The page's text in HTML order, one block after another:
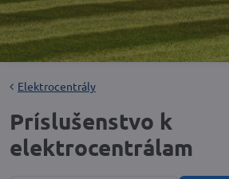
Elektrocentrály
Príslušenstvo k
elektrocentrálam